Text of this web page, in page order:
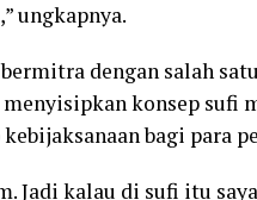
ungkapnya.
dengan salah
konsep sufi
bagi para
Jadi kalau di sufi itu